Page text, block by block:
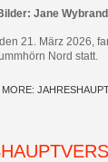
Jane
21. März 2026,
Nord statt.
MORE: